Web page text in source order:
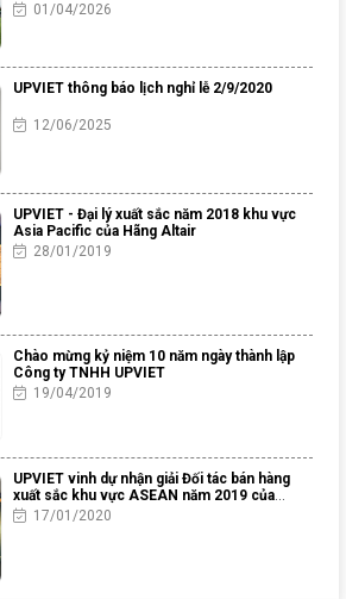
01/04/2026
UPVIET thông báo lịch nghỉ lễ 2/9/2020
12/06/2025
UPVIET - Đại lý xuất sắc năm 2018 khu vực
Asia Pacific của Hãng Altair
28/01/2019
Chào mừng kỷ niệm 10 năm ngày thành lập
Công ty TNHH UPVIET
19/04/2019
UPVIET vinh dự nhận giải Đối tác bán hàng
xuất sắc khu vực ASEAN năm 2019 của
Altair Engineering
17/01/2020